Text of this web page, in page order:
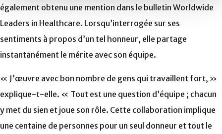
également obtenu une mention dans le bulletin Worldwide
Leaders in Healthcare. Lorsqu’interrogée sur ses
sentiments à propos d’un tel honneur, elle partage
instantanément le mérite avec son équipe.
« J’œuvre avec bon nombre de gens qui travaillent fort, »
explique-t-elle. « Tout est une question d’équipe ; chacun
y met du sien et joue son rôle. Cette collaboration implique
une centaine de personnes pour un seul donneur et tout le